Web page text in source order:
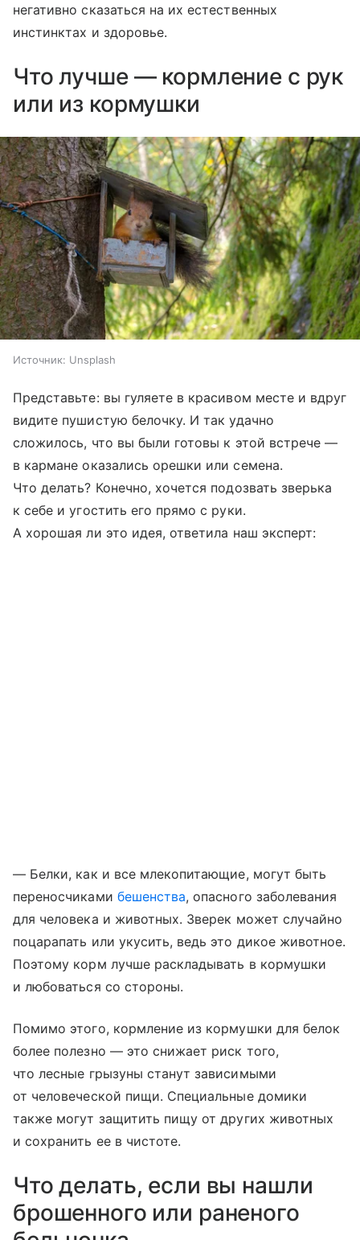
негативно сказаться на их естественных
инстинктах и здоровье.
Что лучше — кормление с рук
или из кормушки
Источник: Unsplash
Представьте: вы гуляете в красивом месте и вдруг
видите пушистую белочку. И так удачно
сложилось, что вы были готовы к этой встрече —
в кармане оказались орешки или семена.
Что делать? Конечно, хочется подозвать зверька
к себе и угостить его прямо с руки.
А хорошая ли это идея, ответила наш эксперт:
— Белки, как и все млекопитающие, могут быть
переносчиками бешенства, опасного заболевания
для человека и животных. Зверек может случайно
поцарапать или укусить, ведь это дикое животное.
Поэтому корм лучше раскладывать в кормушки
и любоваться со стороны.
Помимо этого, кормление из кормушки для белок
более полезно — это снижает риск того,
что лесные грызуны станут зависимыми
от человеческой пищи. Специальные домики
также могут защитить пищу от других животных
и сохранить ее в чистоте.
Что делать, если вы нашли
брошенного или раненого